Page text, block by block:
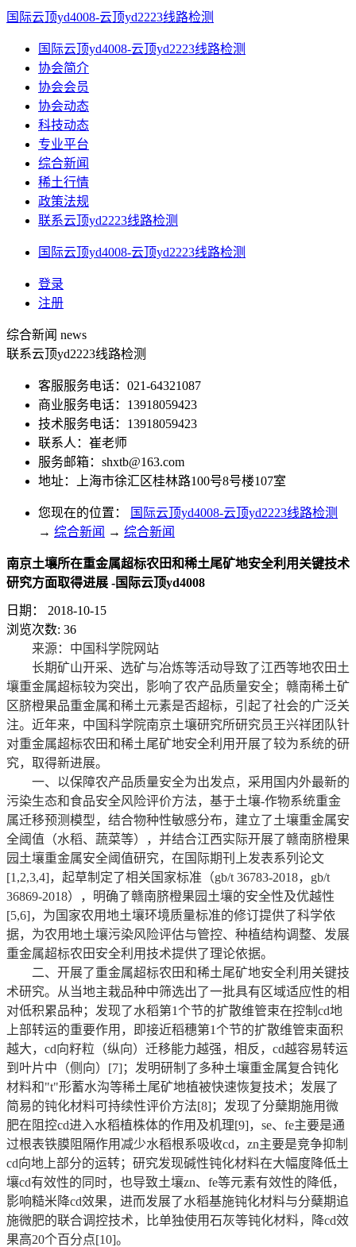
国际云顶yd4008-云顶yd2223线路检测
国际云顶yd4008-云顶yd2223线路检测
协会简介
协会会员
协会动态
科技动态
专业平台
综合新闻
稀土行情
政策法规
联系云顶yd2223线路检测
国际云顶yd4008-云顶yd2223线路检测
登录
注册
综合新闻 news
联系云顶yd2223线路检测
客服服务电话：021-64321087
商业服务电话：13918059423
技术服务电话：13918059423
联系人：崔老师
服务邮箱： shxtb@163.com
地址：上海市徐汇区桂林路100号8号楼107室
您现在的位置：
国际云顶yd4008-云顶yd2223线路检测
→ 综合新闻 → 综合新闻
南京土壤所在重金属超标农田和稀土尾矿地安全利用关键技术
研究方面取得进展 -国际云顶yd4008
日期：
2018-10-15
浏览次数: 36
来源：中国科学院网站
长期矿山开采、选矿与冶炼等活动导致了江西等地农田土
壤重金属超标较为突出，影响了农产品质量安全；赣南稀土矿
区脐橙果品重金属和稀土元素是否超标，引起了社会的广泛关
注。近年来，中国科学院南京土壤研究所研究员王兴祥团队针
对重金属超标农田和稀土尾矿地安全利用开展了较为系统的研
究，取得新进展。
一、以保障农产品质量安全为出发点，采用国内外最新的
污染生态和食品安全风险评价方法，基于土壤-作物系统重金
属迁移预测模型，结合物种性敏感分布，建立了土壤重金属安
全阈值（水稻、蔬菜等），并结合江西实际开展了赣南脐橙果
园土壤重金属安全阈值研究，在国际期刊上发表系列论文
[1,2,3,4]，起草制定了相关国家标准（gb/t 36783-2018，gb/t
36869-2018），明确了赣南脐橙果园土壤的安全性及优越性
[5,6]，为国家农用地土壤环境质量标准的修订提供了科学依
据，为农用地土壤污染风险评估与管控、种植结构调整、发展
重金属超标农田安全利用技术提供了理论依据。
二、开展了重金属超标农田和稀土尾矿地安全利用关键技
术研究。从当地主栽品种中筛选出了一批具有区域适应性的相
对低积累品种；发现了水稻第1个节的扩散维管束在控制cd地
上部转运的重要作用，即接近稻穗第1个节的扩散维管束面积
越大，cd向籽粒（纵向）迁移能力越强，相反，cd越容易转运
到叶片中（侧向）[7]；发明研制了多种土壤重金属复合钝化
材料和"t"形蓄水沟等稀土尾矿地植被快速恢复技术；发展了
简易的钝化材料可持续性评价方法[8]；发现了分蘖期施用微
肥在阻控cd进入水稻植株体的作用及机理[9]，se、fe主要是通
过根表铁膜阻隔作用减少水稻根系吸收cd，zn主要是竞争抑制
cd向地上部分的运转；研究发现碱性钝化材料在大幅度降低土
壤cd有效性的同时，也导致土壤zn、fe等元素有效性的降低，
影响糙米降cd效果，进而发展了水稻基施钝化材料与分蘖期追
施微肥的联合调控技术，比单独使用石灰等钝化材料，降cd效
果高20个百分点[10]。